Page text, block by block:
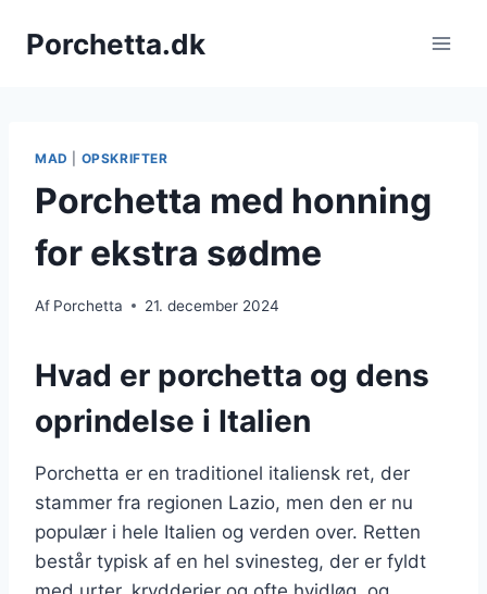
Porchetta.dk
MAD OPSKRIFTER
Porchetta med honning
for ekstra sødme
Af Porchetta 21. december 2024
Hvad er porchetta og dens
oprindelse i Italien
Porchetta er en traditionel italiensk ret, der
stammer fra regionen Lazio, men den er nu
populær i hele Italien og verden over. Retten
består typisk af en hel svinesteg, der er fyldt